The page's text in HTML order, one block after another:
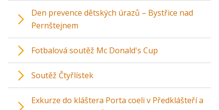
Den prevence dětských úrazů – Bystřice nad
Pernštejnem
Fotbalová soutěž Mc Donald's Cup
Soutěž Čtyřlístek
Exkurze do kláštera Porta coeli v Předklášteří a